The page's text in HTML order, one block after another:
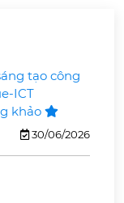
tạo công
ICT
khảo
30/06/2026